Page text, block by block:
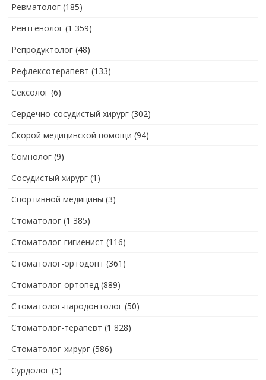
Ревматолог (185)
Рентгенолог (1 359)
Репродуктолог (48)
Рефлексотерапевт (133)
Сексолог (6)
Сердечно-сосудистый хирург (302)
Скорой медицинской помощи (94)
Сомнолог (9)
Сосудистый хирург (1)
Спортивной медицины (3)
Стоматолог (1 385)
Стоматолог-гигиенист (116)
Стоматолог-ортодонт (361)
Стоматолог-ортопед (889)
Стоматолог-пародонтолог (50)
Стоматолог-терапевт (1 828)
Стоматолог-хирург (586)
Сурдолог (5)